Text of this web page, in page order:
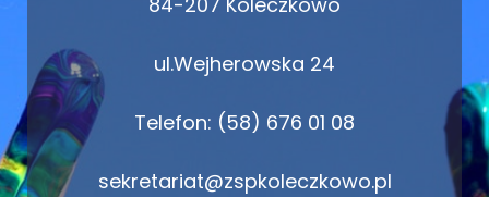
ul.Wejherowska 24
Telefon: (58) 676 01 08
sekretariat@zspkoleczkowo.pl